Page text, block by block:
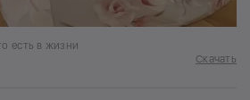
есть в жизни
Скачать